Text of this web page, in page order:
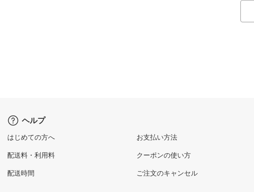
ヘルプ
はじめての方へ
配送料・利用料
配送時間
お支払い方法
クーポンの使い方
ご注文のキャンセル